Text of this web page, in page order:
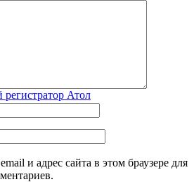
Атол
и адрес сайта в этом браузере для